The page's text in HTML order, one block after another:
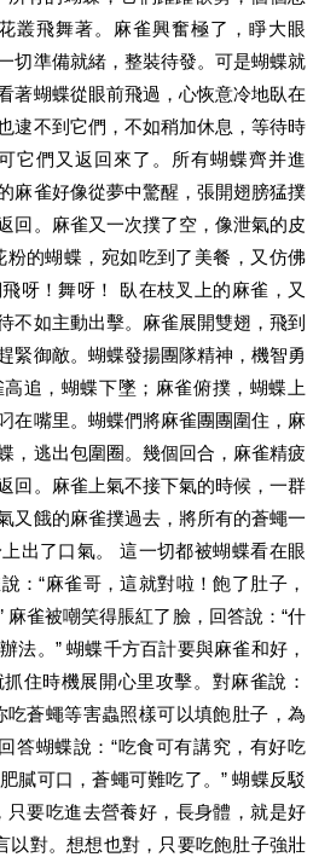
叢飛舞著。麻雀興奮極了，睜大眼
切準備就緒，整裝待發。可是蝴蝶就
著蝴蝶從眼前飛過，心恢意冷地臥在
逮不到它們，不如稍加休息，等待時
它們又返回來了。所有蝴蝶齊并進
麻雀好像從夢中驚醒，張開翅膀猛撲
回。麻雀又一次撲了空，像泄氣的皮
的蝴蝶，宛如吃到了美餐，又仿佛
呀！舞呀！ 臥在枝叉上的麻雀，又
不如主動出擊。麻雀展開雙翅，飛到
緊御敵。蝴蝶發揚團隊精神，機智勇
追，蝴蝶下墜；麻雀俯撲，蝴蝶上
在嘴里。蝴蝶們將麻雀團團圍住，麻
，逃出包圍圈。幾個回合，麻雀精疲
回。麻雀上氣不接下氣的時候，一群
又餓的麻雀撲過去，將所有的蒼蠅一
出了口氣。 這一切都被蝴蝶看在眼
：“麻雀哥，這就對啦！飽了肚子，
麻雀被嘲笑得脹紅了臉，回答說：“什
法。” 蝴蝶千方百計要與麻雀和好，
住時機展開心里攻擊。對麻雀說：
吃蒼蠅等害蟲照樣可以填飽肚子，為
答蝴蝶說：“吃食可有講究，有好吃
膩可口，蒼蠅可難吃了。” 蝴蝶反駁
只要吃進去營養好，長身體，就是好
以對。想想也對，只要吃飽肚子強壯